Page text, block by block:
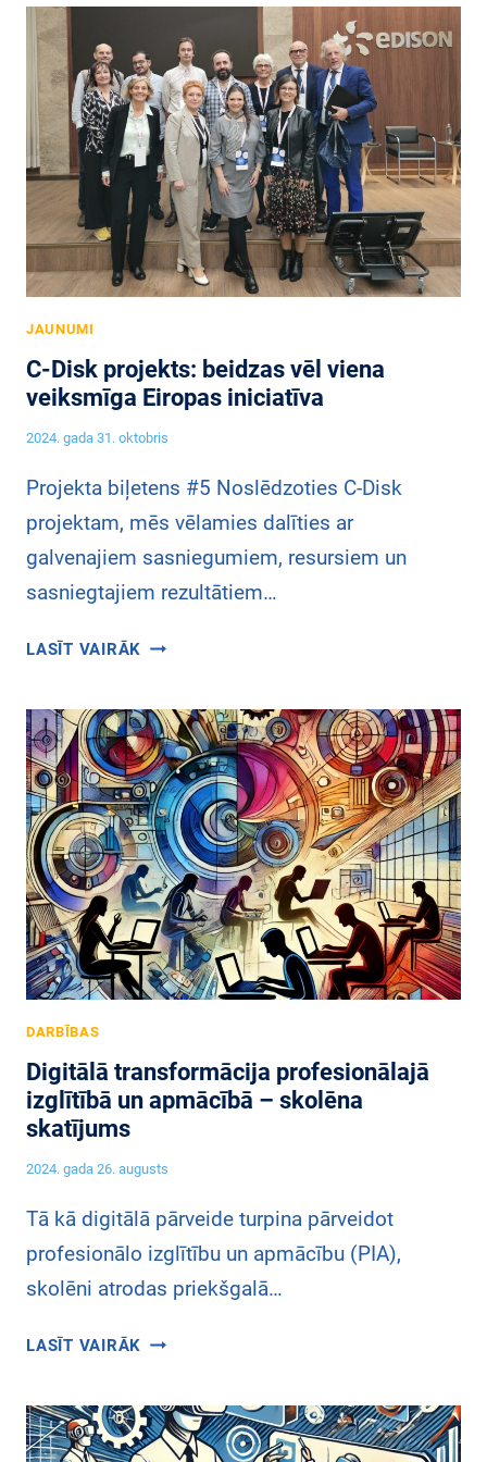
JAUNUMI
C-Disk projekts: beidzas vēl viena
veiksmīga Eiropas iniciatīva
2024. gada 31. oktobris
Projekta biļetens #5 Noslēdzoties C-Disk
projektam, mēs vēlamies dalīties ar
galvenajiem sasniegumiem, resursiem un
sasniegtajiem rezultātiem…
LASĪT VAIRĀK C
I
S
K
P
R
O
J
E
K
T
S
E
I
S
V
L
N
A
DARBĪBAS
Digitālā transformācija profesionālajā
izglītībā un apmācībā – skolēna
skatījums
2024. gada 26. augusts
Tā kā digitālā pārveide turpina pārveidot
profesionālo izglītību un apmācību (PIA),
skolēni atrodas priekšgalā…
LASĪT VAIRĀK D
I
T